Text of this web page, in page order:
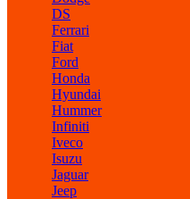
DS
Ferrari
Fiat
Ford
Honda
Hyundai
Hummer
Infiniti
Iveco
Isuzu
Jaguar
Jeep